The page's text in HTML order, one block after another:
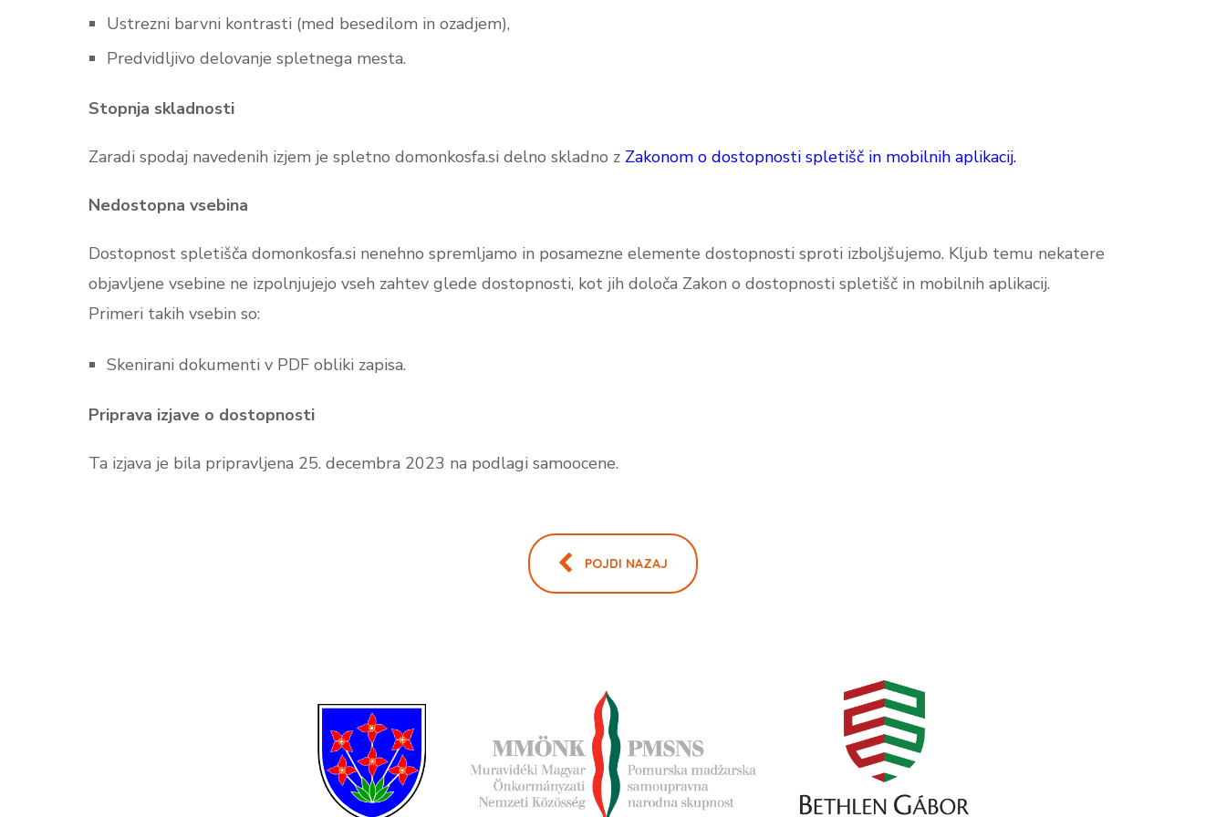
Ustrezni barvni kontrasti (med besedilom in ozadjem),
Predvidljivo delovanje spletnega mesta.
Stopnja skladnosti
Zaradi spodaj navedenih izjem je spletno domonkosfa.si delno skladno z Zakonom o dostopnosti spletišč in mobilnih aplikacij.
Nedostopna vsebina
Dostopnost spletišča domonkosfa.si nenehno spremljamo in posamezne elemente dostopnosti sproti izboljšujemo. Kljub temu nekatere
objavljene vsebine ne izpolnjujejo vseh zahtev glede dostopnosti, kot jih določa Zakon o dostopnosti spletišč in mobilnih aplikacij.
Primeri takih vsebin so:
Skenirani dokumenti v PDF obliki zapisa.
Priprava izjave o dostopnosti
Ta izjava je bila pripravljena 25. decembra 2023 na podlagi samoocene.
POJDI NAZAJ